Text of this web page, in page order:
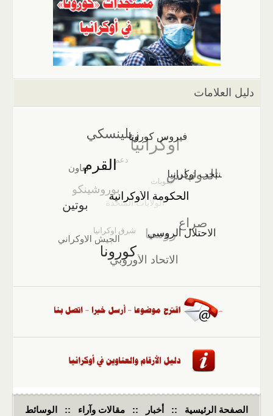
دليل العلامات
الصفحة الرئيسية :: أخبار :: مقالات وآراء :: الوسائط